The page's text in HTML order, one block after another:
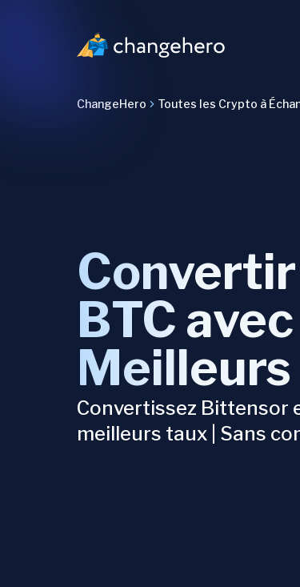
ChangeHero Toutes les Crypto à
Convertir
BTC
Meilleurs
Convertissez Bittensor
meilleurs taux | Sans